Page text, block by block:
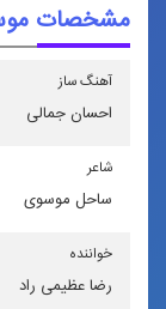
مشخصات
آهنگ ساز
احسان جمالی
شاعر
ساحل موسوی
خواننده
رضا عظیمی راد